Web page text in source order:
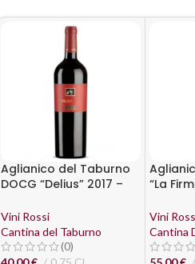
Aglianico del Taburno
DOCG “Delius” 2017 –
Vini Rossi
Cantina del Taburno
(0)
“La
Vini
Cantina